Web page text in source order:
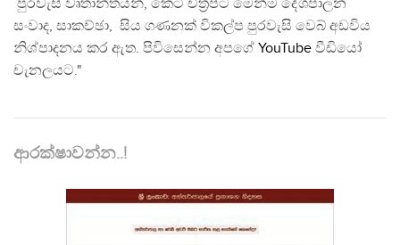
පුරවැසි වෘතාන්තයන්, කෙටි චිත්‍රපට මෙන්ම දේශපාලන
සංවාද, සාකච්ඡා, සිය ගණනක් විකල්ප පුරවැසි වෙබ් අඩවිය
නිශ්පාදනය කර ඇත. පිවිසෙන්න අපගේ YouTube වීඩියෝ
චැනලයට."
ආරක්ෂාවන්න..!